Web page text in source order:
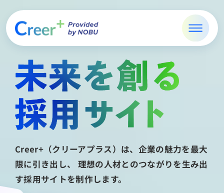
Creer+（クリーアプラス）は、企業の魅力を最大
限に引き出し、 理想の人材とのつながりを生み出
す採用サイトを制作します。